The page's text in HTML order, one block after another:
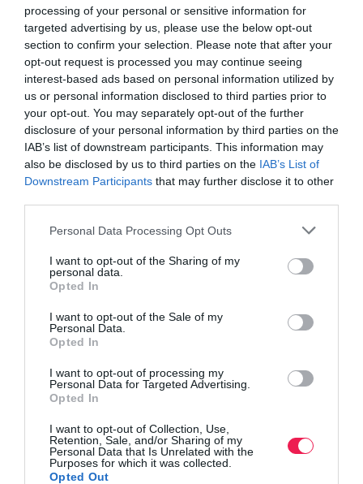
processing of your personal or sensitive information for
targeted advertising by us, please use the below opt-out
section to confirm your selection. Please note that after your
opt-out request is processed you may continue seeing
interest-based ads based on personal information utilized by
us or personal information disclosed to third parties prior to
your opt-out. You may separately opt-out of the further
disclosure of your personal information by third parties on the
IAB’s list of downstream participants. This information may
also be disclosed by us to third parties on the IAB’s List of
Downstream Participants that may further disclose it to other
Personal Data Processing Opt Outs
I want to opt-out of the Sharing of my
personal data.
Opted In
I want to opt-out of the Sale of my
Personal Data.
Opted In
I want to opt-out of processing my
Personal Data for Targeted Advertising.
Opted In
I want to opt-out of Collection, Use,
Retention, Sale, and/or Sharing of my
Personal Data that Is Unrelated with the
Purposes for which it was collected.
Opted Out